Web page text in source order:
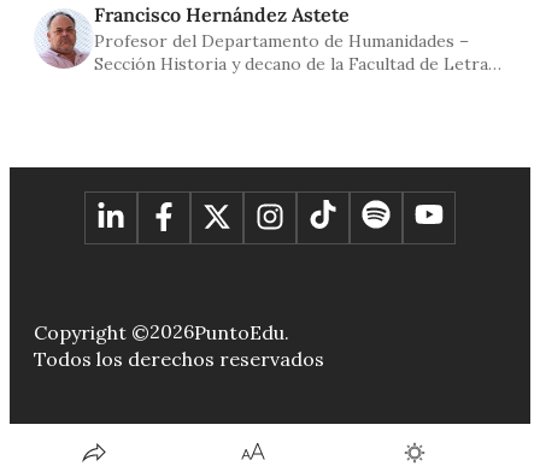
Francisco Hernández Astete
Profesor del Departamento de Humanidades –
Sección Historia y decano de la Facultad de Letras
Copyright ©2026PuntoEdu.
Todos los derechos reservados